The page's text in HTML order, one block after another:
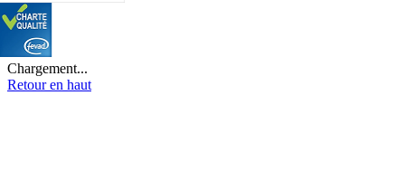
Chargement...
Retour en haut